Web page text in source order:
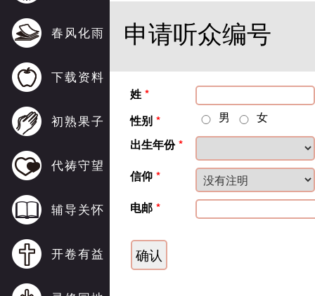
春风化雨
下载资料
初熟果子
代祷守望
辅导关怀
开卷有益
申请听众编号
姓 *
性别 * 男
女
出生年份 *
信仰 *
电邮 *